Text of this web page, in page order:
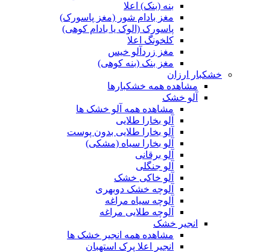
بنه (بنک) اعلا
مغز بادام شور (مغز پاسورک)
پاسورک (الوک یا بادام کوهی)
کلخونگ اعلا
مغز زردآلو خیس
مغز بنک (بنه کوهی)
خشکبار ارزان
مشاهده همه خشکبارها
آلو خشک
مشاهده همه آلو خشک ها
آلو بخارا طلایی
آلو بخارا طلایی بدون پوست
آلو بخارا سیاه (مشکی)
آلو برقانی
آلو جنگلی
آلو خاکی خشک
آلوچه خشک دوبهری
آلوچه سیاه مراغه
آلوچه طلایی مراغه
انجیر خشک
مشاهده همه انجیر خشک ها
انجیر اعلا پرک استهبان